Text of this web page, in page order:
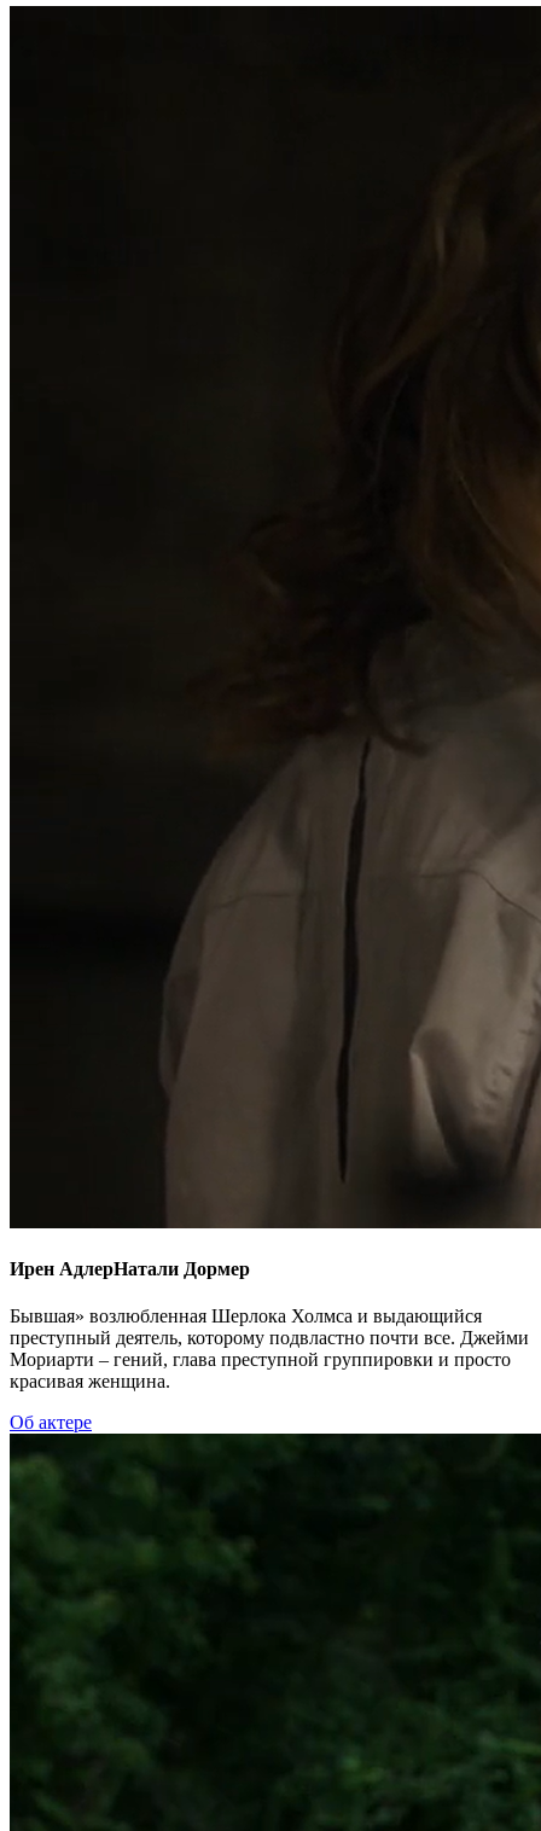
Ирен АдлерНатали Дормер
Бывшая» возлюбленная Шерлока Холмса и выдающийся
преступный деятель, которому подвластно почти все. Джейми
Мориарти – гений, глава преступной группировки и просто
красивая женщина.
Об актере